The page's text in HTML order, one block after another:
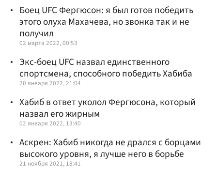
Боец UFC Фергюсон: я был готов победить
этого олуха Махачева, но звонка так и не
получил
02 марта 2022, 00:53
Экс-боец UFC назвал единственного
спортсмена, способного победить Хабиба
20 января 2022, 21:04
Хабиб в ответ уколол Фергюсона, который
назвал его жирным
02 января 2022, 13:40
Аскрен: Хабиб никогда не дрался с борцами
высокого уровня, я лучше него в борьбе
21 ноября 2021, 18:41